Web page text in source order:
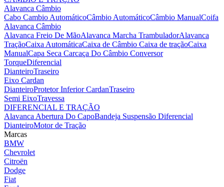
Alavanca Câmbio
Cabo Cambio AutomáticoCâmbio AutomáticoCâmbio ManualCoifa
Alavanca Câmbio
Alavanca Freio De MãoAlavanca Marcha TrambuladorAlavanca
TraçãoCaixa AutomáticaCaixa de Câmbio Caixa de traçãoCaixa
ManualCapa Seca Carcaça Do Câmbio Conversor
TorqueDiferencial
DianteiroTraseiro
Eixo Cardan
DianteiroProtetor Inferior CardanTraseiro
Semi EixoTravessa
DIFERENCIAL E TRAÇÃO
Alavanca Abertura Do CapoBandeja Suspensão Diferencial
DianteiroMotor de Tração
Marcas
BMW
Chevrolet
Citroën
Dodge
Fiat